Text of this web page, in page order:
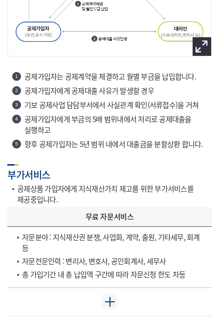
이미
1 공제가입자는 공제계약을 체결하고 월별 부금을 납입합니다.
2 공제가입자에게 공제대출 사유가 발생할 경우
3 기보 공제사업 담담부서에서 사실관계 확인(서류접수)을 거쳐
4
공제가입자에게 부금의 5배 범위내에서 저리로 공제대출을
실행하고
5 향후 공제가입자는 5년 범위 내에서 대출금을 분할상환 합니다.
부가서비스
공제상품 가입자에게 지식재산가치 제고를 위한 부가서비스를
제공중입니다.
무료 자문서비스
자문분야 : 지식재산권 분쟁, 사업화, 계약, 출원, 기타세무, 회계
등
자문전문인력 : 변리사, 변호사, 공인회계사, 세무사
총 가입기간 내 총 납입액 구간에 따라 자문신청 한도 차등